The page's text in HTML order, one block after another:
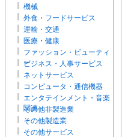
機械
外食・フードサービス
運輸・交通
医療・健康
ファッション・ビューティ
ー
ビジネス・人事サービス
ネットサービス
コンピュータ・通信機器
エンタテインメント・音楽
関連
その他非製造業
その他製造業
その他サービス